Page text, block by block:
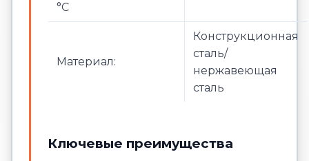
°С
Материал:
Конструкционная
сталь/
нержавеющая
сталь
Ключевые преимущества